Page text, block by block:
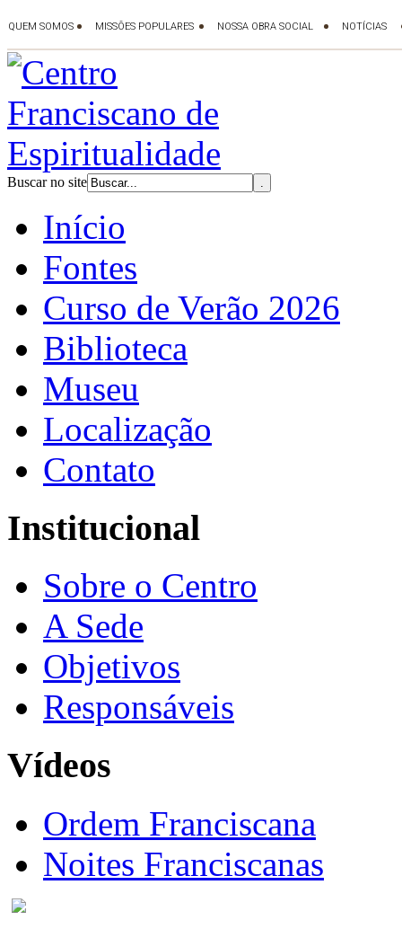
Buscar no site
Início
Fontes
Curso de Verão 2026
Biblioteca
Museu
Localização
Contato
Institucional
Sobre o Centro
A Sede
Objetivos
Responsáveis
Vídeos
Ordem Franciscana
Noites Franciscanas